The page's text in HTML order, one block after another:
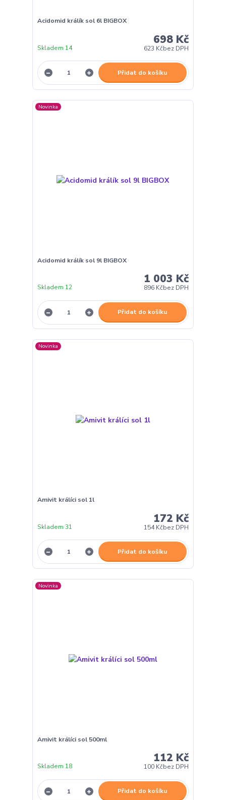
Acidomid králík sol 6l BIGBOX
698 Kč
623 Kčbez DPH
Skladem 14
Přidat do košíku
Novinka
Acidomid králík sol 9l BIGBOX
1 003 Kč
896 Kčbez DPH
Skladem 12
Přidat do košíku
Novinka
Amivit králíci sol 1l
172 Kč
154 Kčbez DPH
Skladem 31
Přidat do košíku
Novinka
Amivit králíci sol 500ml
112 Kč
100 Kčbez DPH
Skladem 18
Přidat do košíku